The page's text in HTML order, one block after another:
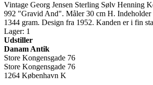
Vintage Georg Jensen Sterling Sølv Henning
992 "Gravid And". Måler 30 cm H. Indeholder
1344 gram. Design fra 1952. Kanden er i fin
Lager: 1
Udstiller
Danam Antik
Store Kongensgade 76
Store Kongensgade 76
1264 København K